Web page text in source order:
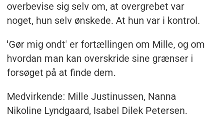
overbevise sig selv om, at overgrebet var
noget, hun selv ønskede. At hun var i kontrol.
'Gør mig ondt' er fortællingen om Mille, og om
hvordan man kan overskride sine grænser i
forsøget på at finde dem.
Medvirkende: Mille Justinussen, Nanna
Nikoline Lyndgaard, Isabel Dilek Petersen.